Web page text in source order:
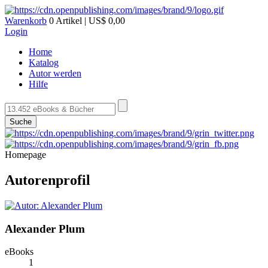
Warenkorb 0 Artikel | US$ 0,00
Login
Home
Katalog
Autor werden
Hilfe
Suche
Homepage
Autorenprofil
Alexander Plum
eBooks
1